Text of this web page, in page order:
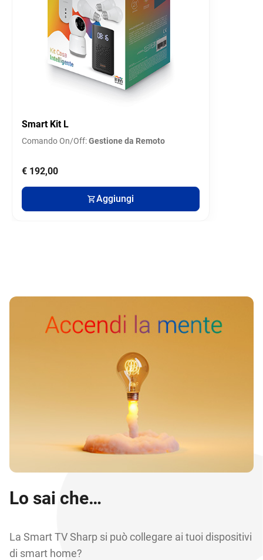
Smart Kit L
Comando On/Off:Gestione da Remoto
€ 192,00
Aggiungi
Lo sai che…
La Smart TV Sharp si può collegare ai tuoi dispositivi
di smart home?